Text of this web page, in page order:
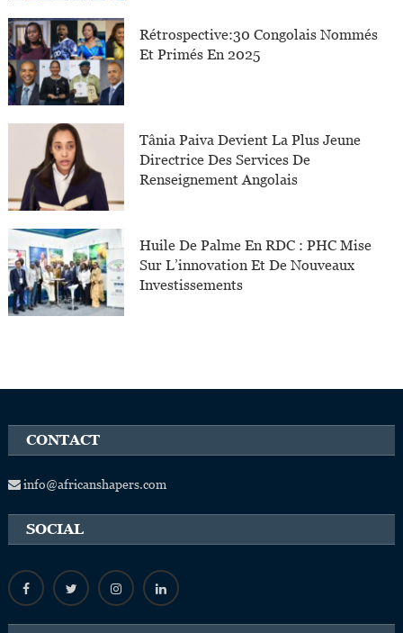
Rétrospective:30 Congolais Nommés
Et Primés En 2025
Tânia Paiva Devient La Plus Jeune
Directrice Des Services De
Renseignement Angolais
Huile De Palme En RDC : PHC Mise
Sur L’innovation Et De Nouveaux
Investissements
CONTACT
info@africanshapers.com
SOCIAL